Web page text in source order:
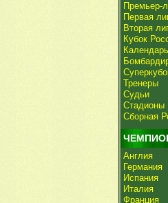
Премьер-
Первая
Вторая
Кубок
Календарь
Тренеры
Судьи
Стадионы
Сборная
Англия
Германия
Испания
Италия
Франция